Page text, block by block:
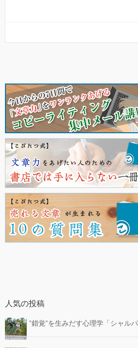
人気の投稿
”錯覚”を生みだす心理学「シャル